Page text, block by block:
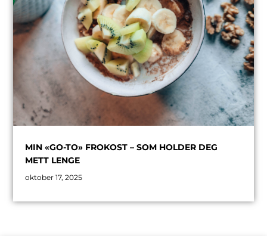
MIN «GO-TO» FROKOST – SOM HOLDER DEG
METT LENGE
oktober 17, 2025